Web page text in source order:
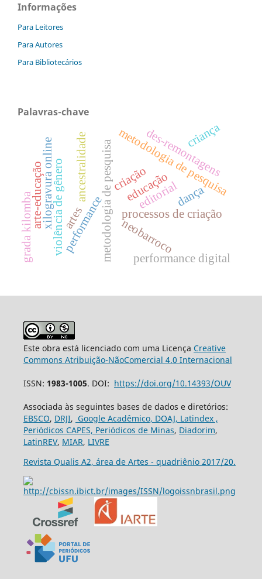
Informações
Para Leitores
Para Autores
Para Bibliotecários
Palavras-chave
metodologia de pesquisametodologia de pesquisa
processos de criação
artes
dança
performance
ancestralidade
neobarroco
violência de gênero editorial
educação
xilogravura online
performance digital
des-remontagens
criação
criança
arte-educação
grada kilomba
Este obra está licenciado com uma Licença Creative
Commons Atribuição-NãoComercial 4.0 Internacional
ISSN: 1983-1005. DOI: https://doi.org/10.14393/OUV
Associada às seguintes bases de dados e diretórios:
EBSCO, DRJI, Google Acadêmico, DOAJ, Latindex ,
Periódicos CAPES, Periódicos de Minas, Diadorim,
LatinREV, MIAR, LIVRE
Revista Qualis A2, área de Artes - quadriênio 2017/20.